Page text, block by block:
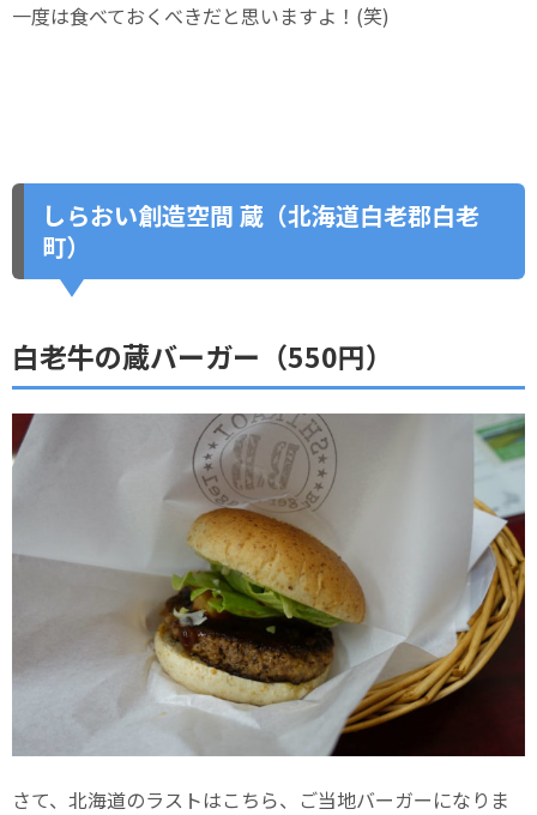
一度は食べておくべきだと思いますよ！(笑)
しらおい創造空間 蔵（北海道白老郡白老
町）
白老牛の蔵バーガー（550円）
さて、北海道のラストはこちら、ご当地バーガーになりま